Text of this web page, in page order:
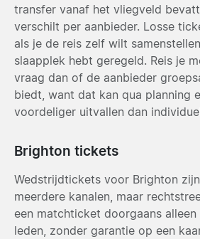
transfer vanaf het vliegveld
verschilt per aanbieder. Losse
als je de reis zelf wilt
slaapplek hebt geregeld. Reis je
vraag dan of de aanbieder
biedt, want dat kan qua planning
voordeliger uitvallen dan
Brighton tickets
Wedstrijdtickets voor Brighton
meerdere kanalen, maar
een matchticket doorgaans
leden, zonder garantie op een